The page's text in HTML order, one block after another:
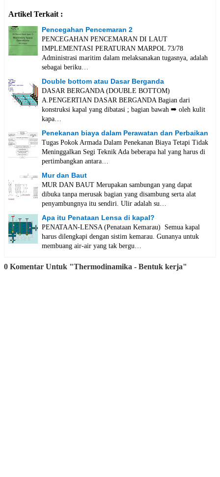
Artikel Terkait :
Pencegahan Pencemaran 2
PENCEGAHAN PENCEMARAN DI LAUT
IMPLEMENTASI PERATURAN MARPOL 73/78
Administrasi maritim dalam melaksanakan tugasnya, adalah
sebagai beriku…
Double bottom atau Dasar Berganda
DASAR BERGANDA (DOUBLE BOTTOM)
A.PENGERTIAN DASAR BERGANDA Bagian dari
konstruksi kapal yang dibatasi ; bagian bawah ➡️ oleh kulit
kapa…
Penekanan biaya dalam Perawatan dan Perbaikan
Tugas Pokok Armada Dalam Penekanan Biaya Tetapi Tidak
Meninggalkan Segi Teknik Ada beberapa hal yang harus di
pertimbangkan antara…
Mur dan Baut
MUR DAN BAUT Merupakan sambungan yang dapat
dibuka tanpa merusak bagian yang disambung serta alat
penyambungnya itu sendiri. Ulir adalah su…
Apa itu Penataan Lensa di kapal?
PENATAAN-LENSA (Penataan Kemarau) Semua kapal
harus dilengkapi dengan sistim kemarau. Gunanya untuk
membuang air-air yang tak bergu…
0 Komentar Untuk "Thermodinamika - Bentuk kerja"